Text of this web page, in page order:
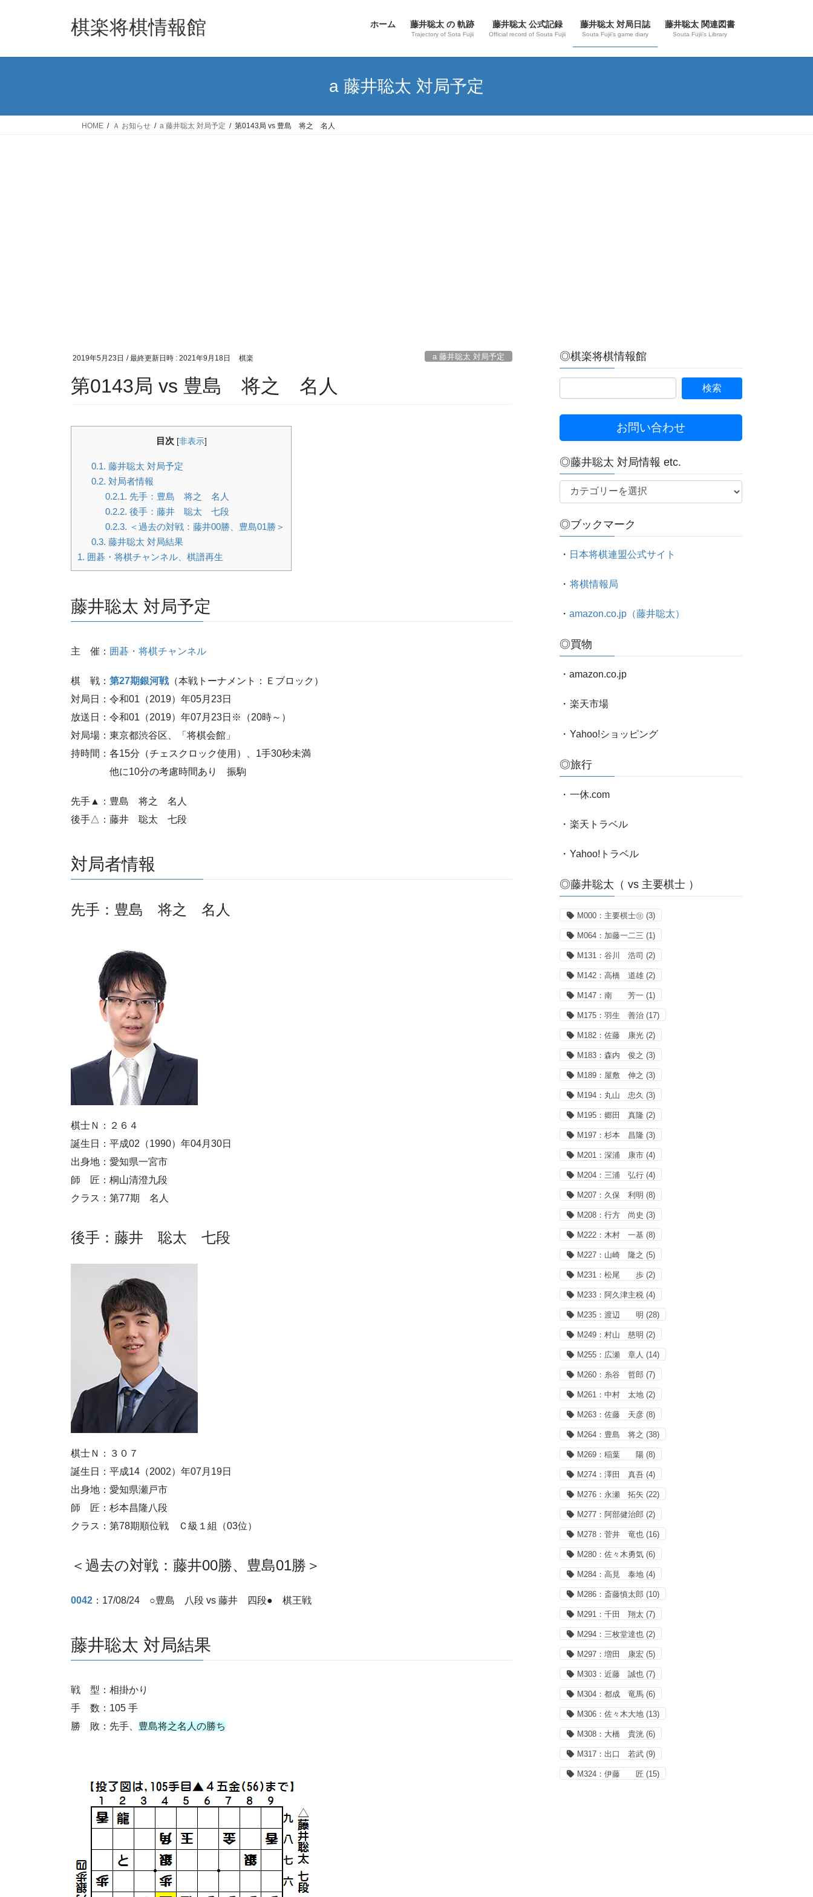
棋楽将棋情報館 ホーム 藤井聡太 の 軌跡
Trajectory of Sota Fujii
藤井聡太 公式記録
Official record of Souta Fujii
藤井聡太 対局日誌
Souta Fujii’s game diary
藤井聡太 関連図書
Souta Fujii’s Library
a 藤井聡太 対局予定
HOME Ａ お知らせ a 藤井聡太 対局予定 第0143局 vs 豊島 将之 名人
2019年5月23日 / 最終更新日時 : 2021年9月18日 棋楽 a 藤井聡太 対局予定
第0143局 vs 豊島 将之 名人
目次 [非表示]
0.1. 藤井聡太 対局予定
0.2. 対局者情報
0.2.1. 先手：豊島 将之 名人
0.2.2. 後手：藤井 聡太 七段
0.2.3. ＜過去の対戦：藤井00勝、豊島01勝＞
0.3. 藤井聡太 対局結果
1. 囲碁・将棋チャンネル、棋譜再生
藤井聡太 対局予定
主 催： 囲碁・将棋チャンネル
棋 戦： 第27期銀河戦（本戦トーナメント：Ｅブロック）
対局日：令和01（2019）年05月23日
放送日：令和01（2019）年07月23日※（20時～）
対局場：東京都渋谷区、「将棋会館」
持時間：各15分（チェスクロック使用）、1手30秒未満
他に10分の考慮時間あり 振駒
先手▲：豊島 将之 名人
後手△：藤井 聡太 七段
対局者情報
先手：豊島 将之 名人
棋士Ｎ：２６４
誕生日：平成02（1990）年04月30日
出身地：愛知県一宮市
師 匠：桐山清澄九段
クラス：第77期 名人
後手：藤井 聡太 七段
棋士Ｎ：３０７
誕生日：平成14（2002）年07月19日
出身地：愛知県瀬戸市
師 匠：杉本昌隆八段
クラス：第78期順位戦 Ｃ級１組（03位）
＜過去の対戦：藤井00勝、豊島01勝＞
0042 ：17/08/24 ○豊島 八段 vs 藤井 四段● 棋王戦
藤井聡太 対局結果
戦 型：相掛かり
手 数：105 手
勝 敗：先手、 豊島将之名人の勝ち
◎棋楽将棋情報館
お問い合わせ
◎藤井聡太 対局情報 etc.
藤
聡
情
etc.
◎ブックマーク
・ 日本将棋連盟公式サイト
・ 将棋情報局
・amazon.co.jp（藤井聡太）
◎買物
・amazon.co.jp
・ 楽天市場
・ Yahoo!ショッピング
◎旅行
・ 一休.com
・ 楽天トラベル
・ Yahoo!トラベル
◎藤井聡太（ vs 主要棋士 ）
M000：主要棋士㊟ (3)
M064：加藤一二三 (1)
M131：谷川 浩司 (2)
M142：高橋 道雄 (2)
M147：南 芳一 (1)
M175：羽生 善治 (17)
M182：佐藤 康光 (2)
M183：森内 俊之 (3)
M189：屋敷 伸之 (3)
M194：丸山 忠久 (3)
M195：郷田 真隆 (2)
M197：杉本 昌隆 (3)
M201：深浦 康市 (4)
M204：三浦 弘行 (4)
M207：久保 利明 (8)
M208：行方 尚史 (3)
M222：木村 一基 (8)
M227：山崎 隆之 (5)
M231：松尾 歩 (2)
M233：阿久津主税 (4)
M235：渡辺 明 (28)
M249：村山 慈明 (2)
M255：広瀬 章人 (14)
M260：糸谷 哲郎 (7)
M261：中村 太地 (2)
M263：佐藤 天彦 (8)
M264：豊島 将之 (38)
M269：稲葉 陽 (8)
M274：澤田 真吾 (4)
M276：永瀬 拓矢 (22)
M277：阿部健治郎 (2)
M278：菅井 竜也 (16)
M280：佐々木勇気 (6)
M284：高見 泰地 (4)
M286：斎藤慎太郎 (10)
M291：千田 翔太 (7)
M294：三枚堂達也 (2)
M297：増田 康宏 (5)
M303：近藤 誠也 (7)
M304：都成 竜馬 (6)
M306：佐々木大地 (13)
M308：大橋 貴洸 (6)
M317：出口 若武 (9)
M324：伊藤 匠 (15)